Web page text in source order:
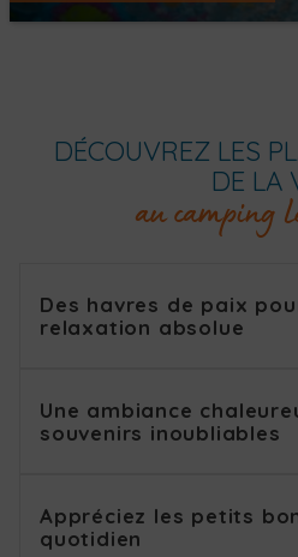
DÉCOUVREZ LES
DE LA
au camping
Des havres de paix
relaxation absolue
Une ambiance
souvenirs inoubliables
Appréciez les petits
quotidien